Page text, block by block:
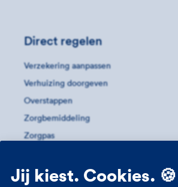
Direct regelen
Verzekering aanpassen
Verhuizing doorgeven
Overstappen
Zorgbemiddeling
Zorgpas
Meer informatie
Jij kiest. Cookies. 🍪